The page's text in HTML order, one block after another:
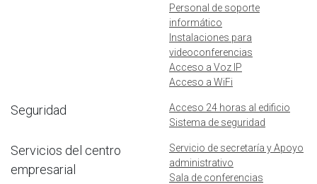
Personal de soporte
informático
Instalaciones para
videoconferencias
Acceso a Voz IP
Acceso a WiFi
Seguridad
Acceso 24 horas al edificio
Sistema de seguridad
Servicios del centro
empresarial
Servicio de secretaría y Apoyo
administrativo
Sala de conferencias